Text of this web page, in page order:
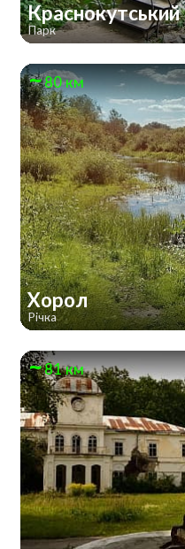
Краснокутський
Парк
80 км
Хорол
Річка
81 км